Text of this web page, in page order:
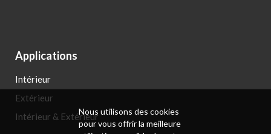
Applications
Intérieur
Extérieur
Intérieur & ExtérieurNous utilisons des cookies
pour vous offrir la meilleure